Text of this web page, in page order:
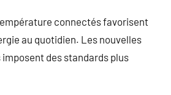
connectés favorisent
au quotidien. Les nouvelles
des standards plus